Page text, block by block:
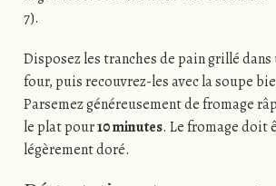
7).
Disposez les tranches de pain grillé
four, puis recouvrez-les avec la soupe
Parsemez généreusement de fromage
le plat pour10 minutes. Le fromage doit
légèrement doré.